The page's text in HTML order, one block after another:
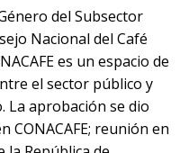
del Subsector
Nacional del Café
es un espacio de
el sector público y
La aprobación se dio
CONACAFE; reunión en